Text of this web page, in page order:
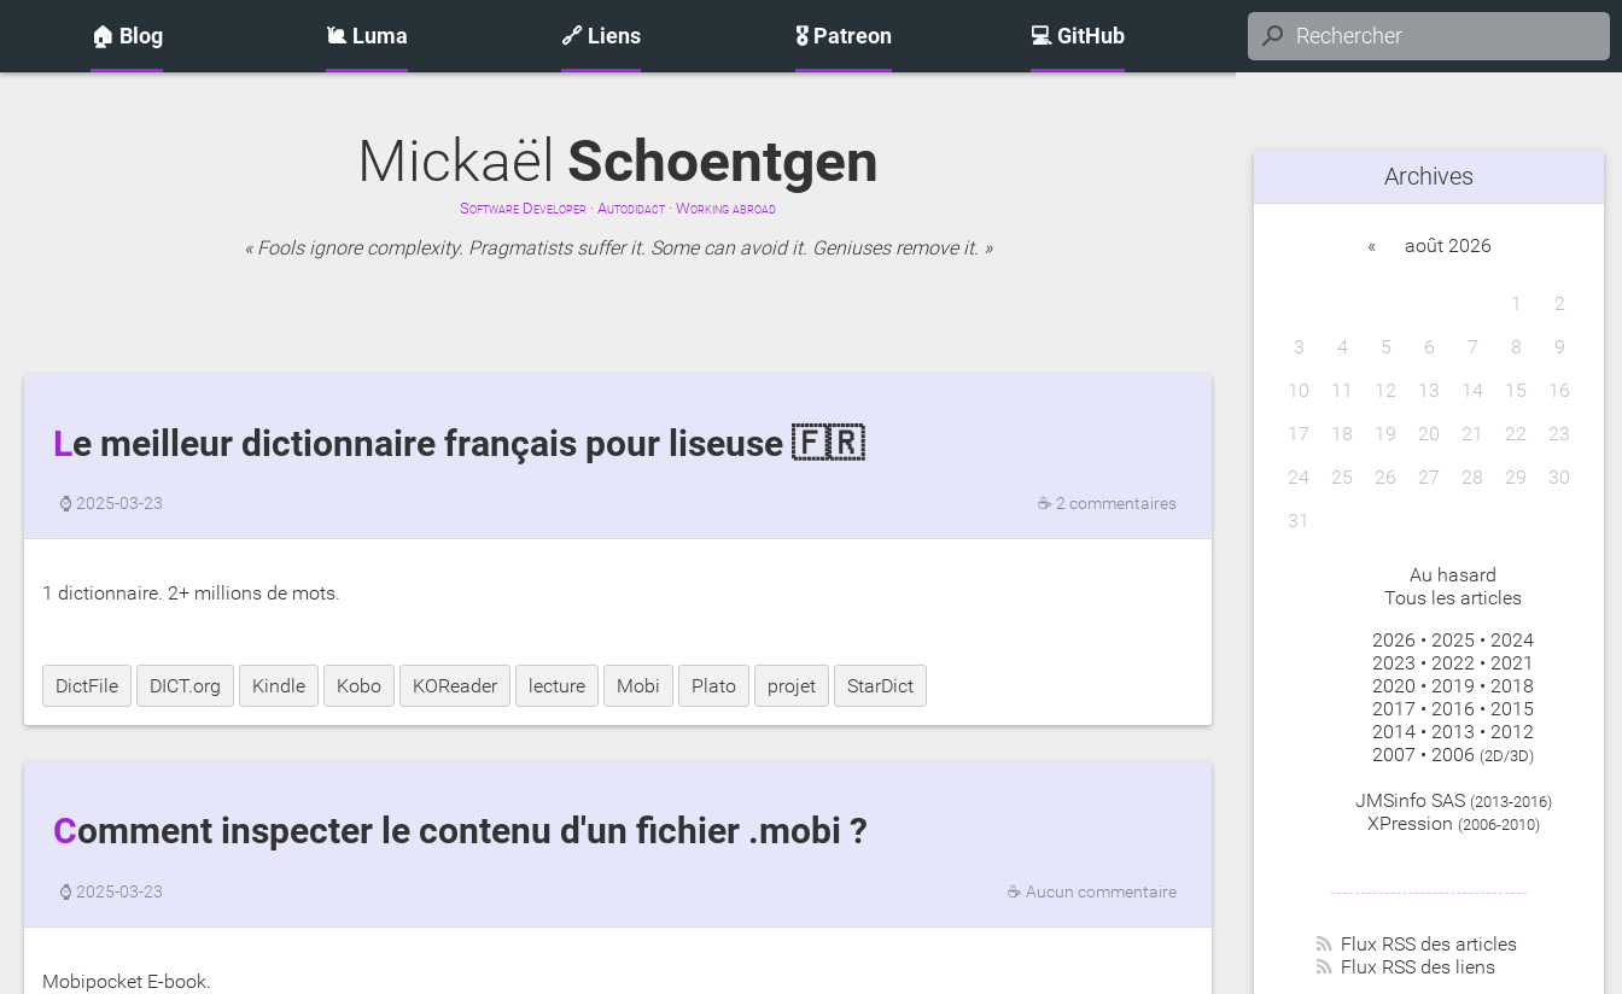
🏠 Blog 🐌 Luma 🔗 Liens 🎖️ Patreon 💻 GitHub
Archives
« août 2026
1
2
3
4 5 6 7 8
9
10
11 12 13 14 15
16
17
18 19 20 21 22
23
24
25 26 27 28 29
30
31
Au hasard
Tous les articles
2026 • 2025 • 2024
2023 • 2022 • 2021
2020 • 2019 • 2018
2017 • 2016 • 2015
2014 • 2013 • 2012
2007 • 2006 (2D/3D)
JMSinfo SAS (2013-2016)
XPression (2006-2010)
Flux RSS des articles
Flux RSS des liens
Mickaël Schoentgen
Software Developer · Autodidact · Working abroad
Fools ignore complexity. Pragmatists suffer it. Some can avoid it. Geniuses remove it.
Le meilleur dictionnaire français pour liseuse 🇫🇷
☕ 2 commentaires
⌚ 2025-03-23
1 dictionnaire. 2+ millions de mots.
DictFile DICT.org Kindle Kobo KOReader lecture Mobi Plato projet StarDict
Comment inspecter le contenu d'un fichier .mobi ?
☕Aucun commentaire
⌚ 2025-03-23
Mobipocket E-book.